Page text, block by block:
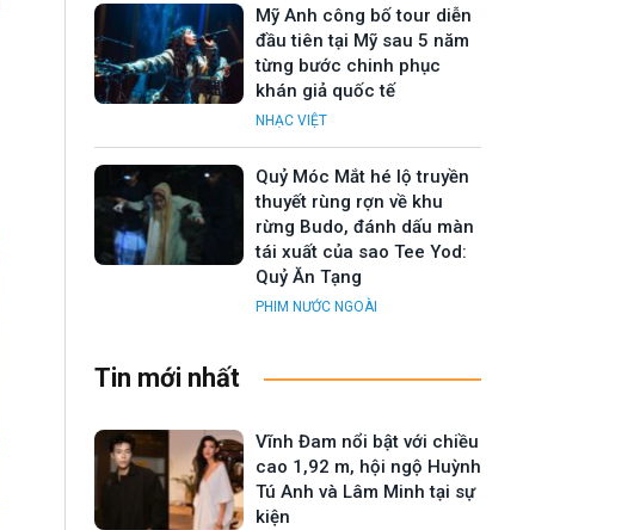
Mỹ Anh công bố tour diễn
đầu tiên tại Mỹ sau 5 năm
từng bước chinh phục
khán giả quốc tế
NHẠC VIỆT
Quỷ Móc Mắt hé lộ truyền
thuyết rùng rợn về khu
rừng Budo, đánh dấu màn
tái xuất của sao Tee Yod:
Quỷ Ăn Tạng
PHIM NƯỚC NGOÀI
Tin mới nhất
Vĩnh Đam nổi bật với chiều
cao 1,92 m, hội ngộ Huỳnh
Tú Anh và Lâm Minh tại sự
kiện